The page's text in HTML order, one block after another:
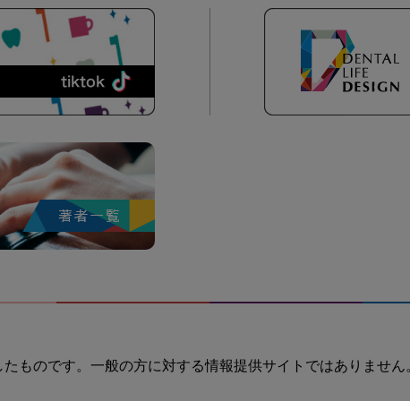
ものです。一般の方に対する情報提供サイトではありません